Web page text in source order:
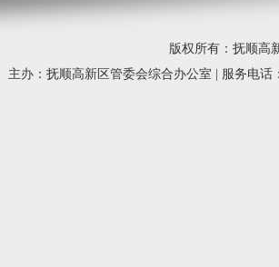
版权所有：抚顺高
主办：抚顺高新区管委会综合办公室 | 服务电话